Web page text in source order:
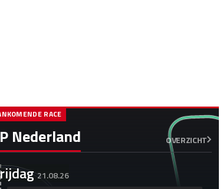
Nederland OVERZICHT
RACE
21.08.26